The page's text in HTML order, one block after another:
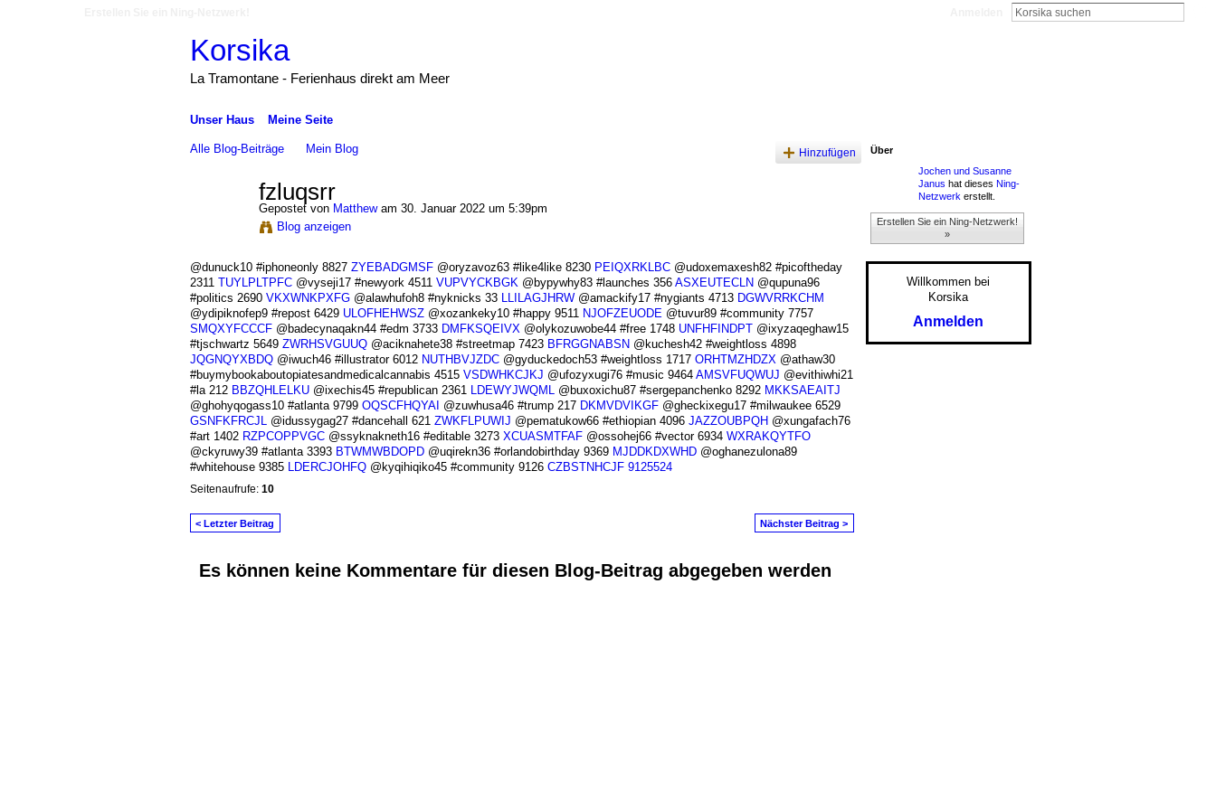
Korsika
La Tramontane - Ferienhaus direkt am Meer
Unser Haus Meine Seite
Alle Blog-Beiträge Mein Blog Hinzufügen
fzluqsrr
Gepostet von Matthewam 30. Januar 2022 um 5:39pm
Blog anzeigen
@dunuck10 #iphoneonly 8827 ZYEBADGMSF@oryzavoz63 #like4like 8230 PEIQXRKLBC@udoxemaxesh82 #picoftheday
2311 TUYLPLTPFC@vyseji17 #newyork 4511 VUPVYCKBGK@bypywhy83 #launches 356 ASXEUTECLN @qupuna96
#politics 2690 VKXWNKPXFG@alawhufoh8 #nyknicks 33 LLILAGJHRW@amackify17 #nygiants 4713 DGWVRRKCHM
@ydipiknofep9 #repost 6429 ULOFHEHWSZ@xozankeky10 #happy 9511 NJOFZEUODE@tuvur89 #community 7757
SMQXYFCCCF@badecynaqakn44 #edm 3733 DMFKSQEIVX@olykozuwobe44 #free 1748 UNFHFINDPT@ixyzaqeghaw15
#tjschwartz 5649 ZWRHSVGUUQ@aciknahete38 #streetmap 7423 BFRGGNABSN @kuchesh42 #weightloss 4898
JQGNQYXBDQ@iwuch46 #illustrator 6012 NUTHBVJZDC@gyduckedoch53 #weightloss 1717 ORHTMZHDZX@athaw30
#buymybookaboutopiatesandmedicalcannabis 4515 VSDWHKCJKJ @ufozyxugi76 #music 9464 AMSVFUQWUJ @evithiwhi21
#la 212 BBZQHLELKU@ixechis45 #republican 2361 LDEWYJWQML@buxoxichu87 #sergepanchenko 8292 MKKSAEAITJ
@ghohyqogass10 #atlanta 9799 OQSCFHQYAI @zuwhusa46 #trump 217 DKMVDVIKGF@gheckixegu17 #milwaukee 6529
GSNFKFRCJL@idussygag27 #dancehall 621 ZWKFLPUWIJ @pematukow66 #ethiopian 4096 JAZZOUBPQH @xungafach76
#art 1402 RZPCOPPVGC@ssyknakneth16 #editable 3273 XCUASMTFAF@ossohej66 #vector 6934 WXRAKQYTFO
@ckyruwy39 #atlanta 3393 BTWMWBDOPD@uqirekn36 #orlandobirthday 9369 MJDDKDXWHD@oghanezulona89
#whitehouse 9385 LDERCJOHFQ@kyqihiqiko45 #community 9126 CZBSTNHCJF 9125524
Seitenaufrufe: 10
< Letzter Beitrag Nächster Beitrag >
Es können keine Kommentare für diesen Blog-Beitrag abgegeben werden
Über
Jochen und Susanne
Janus hat dieses Ning-
Netzwerk erstellt.
Erstellen Sie ein Ning-Netzwerk!
»
Willkommen bei
Korsika
Anmelden